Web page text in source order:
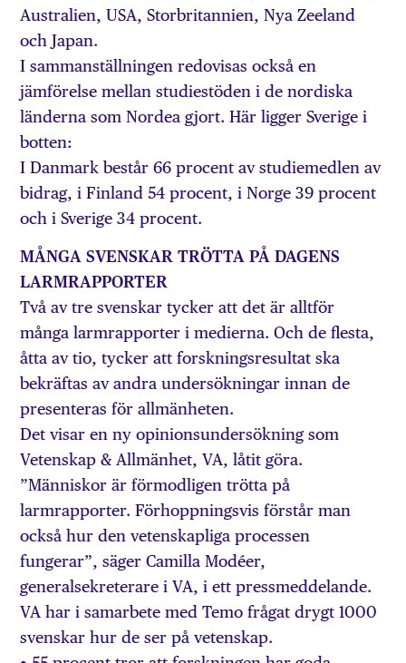
Australien, USA, Storbritannien, Nya Zeeland
och Japan.
I sammanställningen redovisas också en
jämförelse mellan studiestöden i de nordiska
länderna som Nordea gjort. Här ligger Sverige i
botten:
I Danmark består 66 procent av studiemedlen av
bidrag, i Finland 54 procent, i Norge 39 procent
och i Sverige 34 procent.
MÅNGA SVENSKAR TRÖTTA PÅ DAGENS
LARMRAPPORTER
Två av tre svenskar tycker att det är alltför
många larmrapporter i medierna. Och de flesta,
åtta av tio, tycker att forskningsresultat ska
bekräftas av andra undersökningar innan de
presenteras för allmänheten.
Det visar en ny opinionsundersökning som
Vetenskap & Allmänhet, VA, låtit göra.
”Människor är förmodligen trötta på
larmrapporter. Förhoppningsvis förstår man
också hur den vetenskapliga processen
fungerar”, säger Camilla Modéer,
generalsekreterare i VA, i ett pressmeddelande.
VA har i samarbete med Temo frågat drygt 1000
svenskar hur de ser på vetenskap.